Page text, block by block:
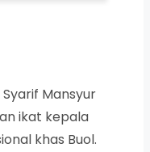
Mansyur
ikat kepala
khas Buol.